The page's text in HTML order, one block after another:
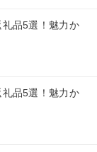
品5選！魅力か
品5選！魅力か